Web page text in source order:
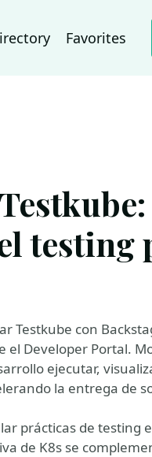
Favorites
testing
Testkube con
Developer Portal.
ejecutar,
la entrega de
prácticas de testing
de K8s se